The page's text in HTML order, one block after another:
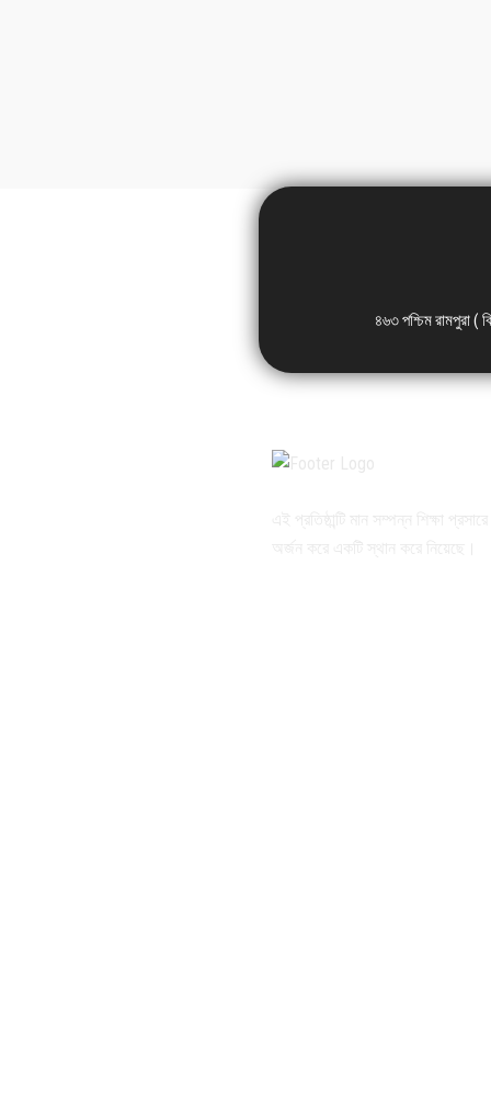
৪৬৩ পশ্চিম রামপুরা (